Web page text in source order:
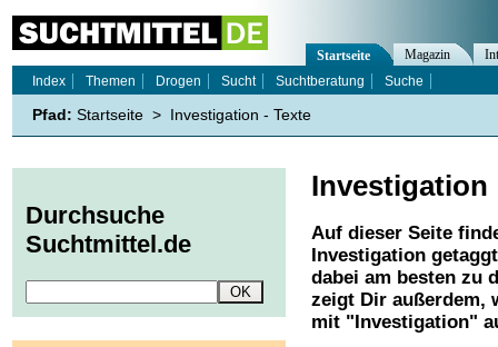
Investigation
Auf dieser Seite
Investigation
dabei am besten zu
zeigt Dir außerdem,
mit " Investigation"
Startseite Magazin
Index
Themen Drogen Sucht Suchtberatung Suche
Pfad: Startseite > Investigation - Texte
Durchsuche
Suchtmittel.de